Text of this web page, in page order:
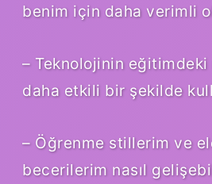
benim için daha verimli
– Teknolojinin eğitimdeki
daha etkili bir şekilde
– Öğrenme stillerim ve
becerilerim nasıl